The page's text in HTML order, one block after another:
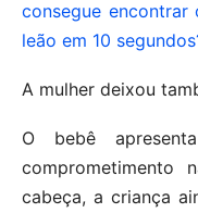
consegue
leão em 10
A mulher deixou
O bebê
comprometimento
cabeça, a criança